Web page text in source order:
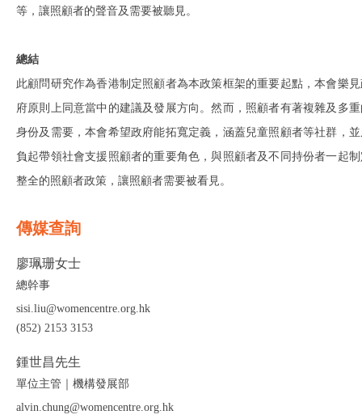
等，讓照顧者的聲音及需要被聽見。
總結
此顧問研究作為香港制定照顧者為本政策框架的重要起點，本會樂
府原則上同意當中的建議及發展方向。然而，照顧者有著複雜及多
身份及需要，本會希望政府能拓寬定義，涵蓋兒童照顧者等社群，
負起帶領社會支援照顧者的重要角色，與照顧者及不同持份者一起
整全的照顧者政策，讓照顧者需要被看見。
傳媒查詢
廖珮珊女士
總幹事
sisi.liu@womencentre.org.hk
(852) 2153 3153
鍾世昌先生
單位主管｜機構發展部
alvin.chung@womencentre.org.hk